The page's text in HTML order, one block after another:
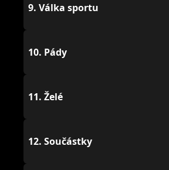
9. Válka sportu
10. Pády
11. Želé
12. Součástky